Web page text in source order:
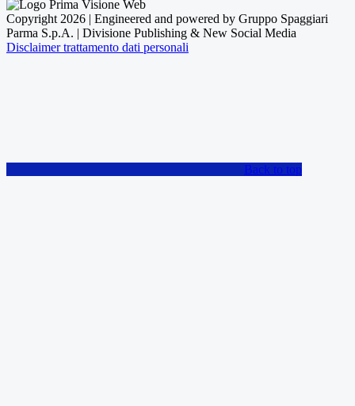
Copyright 2026 | Engineered and powered by Gruppo Spaggiari
Parma S.p.A. | Divisione Publishing & New Social Media
Disclaimer trattamento dati personali
Back to top